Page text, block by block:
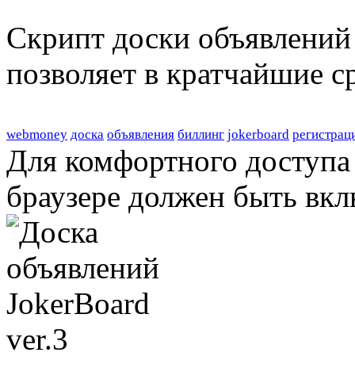
Скрипт доски
позволяет в кратчайшие
webmoney доска объявления биллинг jokerboard
Для комфортного
браузере должен быть